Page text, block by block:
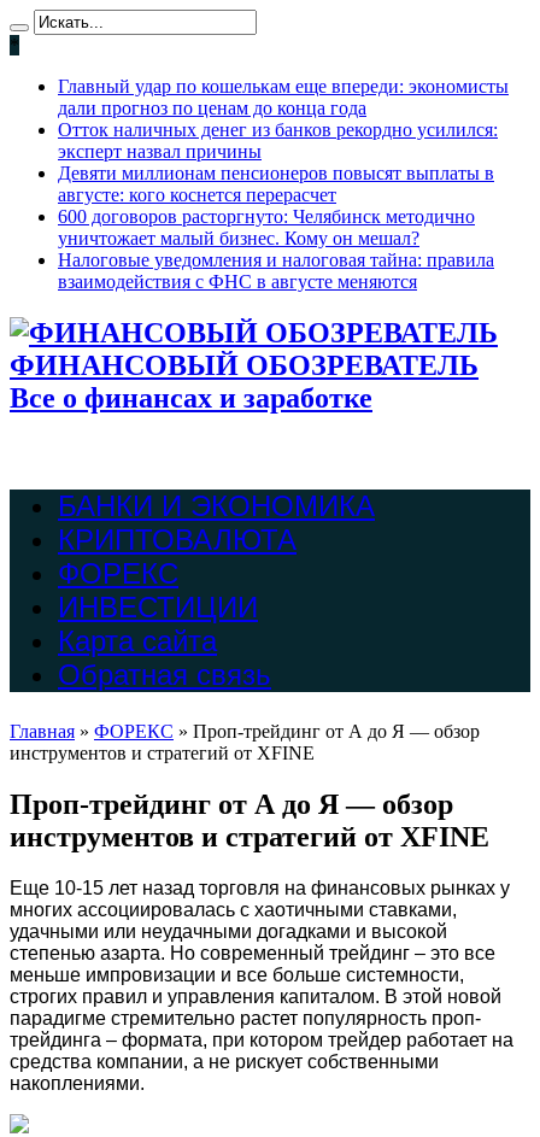
*
Главный удар по кошелькам еще впереди: экономисты
дали прогноз по ценам до конца года
Отток наличных денег из банков рекордно усилился:
эксперт назвал причины
Девяти миллионам пенсионеров повысят выплаты в
августе: кого коснется перерасчет
600 договоров расторгнуто: Челябинск методично
уничтожает малый бизнес. Кому он мешал?
Налоговые уведомления и налоговая тайна: правила
взаимодействия с ФНС в августе меняются
ФИНАНСОВЫЙ ОБОЗРЕВАТЕЛЬ
Все о финансах и заработке
БАНКИ И ЭКОНОМИКА
КРИПТОВАЛЮТА
ФОРЕКС
ИНВЕСТИЦИИ
Карта сайта
Обратная связь
Главная » ФОРЕКС » Проп-трейдинг от А до Я — обзор
инструментов и стратегий от XFINE
Проп-трейдинг от А до Я — обзор
инструментов и стратегий от XFINE
Еще 10-15 лет назад торговля на финансовых рынках у
многих ассоциировалась с хаотичными ставками,
удачными или неудачными догадками и высокой
степенью азарта. Но современный трейдинг – это все
меньше импровизации и все больше системности,
строгих правил и управления капиталом. В этой новой
парадигме стремительно растет популярность проп-
трейдинга – формата, при котором трейдер работает на
средства компании, а не рискует собственными
накоплениями.